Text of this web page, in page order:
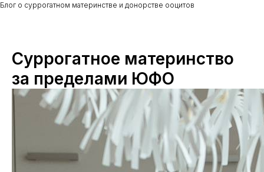
Блог о суррогатном материнстве и донорстве ооцитов
Суррогатное материнство
за пределами ЮФО